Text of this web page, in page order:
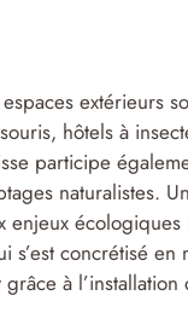
extérieurs
hôtels à
participe
naturalistes.
écologiques
s’est concrétisé en
à l’installation